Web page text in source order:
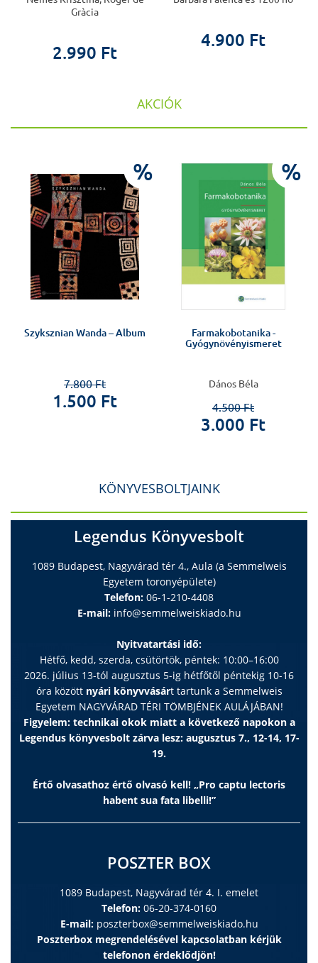
Gràcia
2.990 Ft
4.900 Ft
AKCIÓK
%
Szyksznian Wanda – Album
7.800 Ft
1.500 Ft
%
Farmakobotanika -
Gyógynövényismeret
Dános Béla
4.500 Ft
3.000 Ft
KÖNYVESBOLTJAINK
Legendus Könyvesbolt
1089 Budapest, Nagyvárad tér 4., Aula (a Semmelweis
Egyetem toronyépülete)
Telefon: 06-1-210-4408
E-mail: info@semmelweiskiado.hu
Nyitvatartási idő:
Hétfő, kedd, szerda, csütörtök, péntek: 10:00–16:00
2026. július 13-tól augusztus 5-ig hétfőtől péntekig 10-16
óra között nyári könyvvásárt tartunk a Semmelweis
Egyetem NAGYVÁRAD TÉRI TÖMBJÉNEK AULÁJÁBAN!
Figyelem: technikai okok miatt a következő napokon a
Legendus könyvesbolt zárva lesz: augusztus 7., 12-14, 17-
19.
Értő olvasathoz értő olvasó kell! „Pro captu lectoris
habent sua fata libelli!”
POSZTER BOX
1089 Budapest, Nagyvárad tér 4. I. emelet
Telefon: 06-20-374-0160
E-mail: poszterbox@semmelweiskiado.hu
Poszterbox megrendelésével kapcsolatban kérjük
telefonon érdeklődjön!